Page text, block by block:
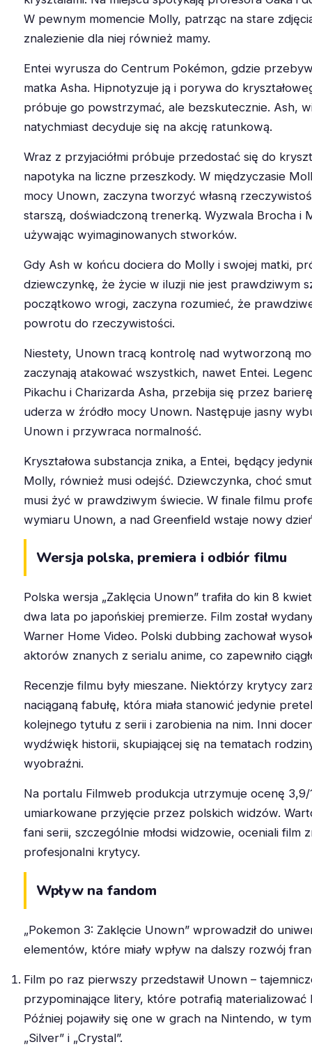
W pewnym momencie Molly, patrząc na stare
znalezienie dla niej również mamy.
Entei wyrusza do Centrum Pokémon, gdzie
matka Asha. Hipnotyzuje ją i porywa do
próbuje go powstrzymać, ale bezskutecznie. Ash,
natychmiast decyduje się na akcję ratunkową.
Wraz z przyjaciółmi próbuje przedostać się do
napotyka na liczne przeszkody. W międzyczasie
mocy Unown, zaczyna tworzyć własną
starszą, doświadczoną trenerką. Wyzwala Brocha i
używając wyimaginowanych stworków.
Gdy Ash w końcu dociera do Molly i swojej matki,
dziewczynkę, że życie w iluzji nie jest prawdziwym
początkowo wrogi, zaczyna rozumieć, że
powrotu do rzeczywistości.
Niestety, Unown tracą kontrolę nad wytworzoną
zaczynają atakować wszystkich, nawet Entei.
Pikachu i Charizarda Asha, przebija się przez
uderza w źródło mocy Unown. Następuje jasny
Unown i przywraca normalność.
Kryształowa substancja znika, a Entei, będący
Molly, również musi odejść. Dziewczynka, choć
musi żyć w prawdziwym świecie. W finale filmu
wymiaru Unown, a nad Greenfield wstaje nowy
Wersja polska, premiera i odbiór filmu
Polska wersja „Zaklęcia Unown” trafiła do kin 8
dwa lata po japońskiej premierze. Film został
Warner Home Video. Polski dubbing zachował
aktorów znanych z serialu anime, co zapewniło
Recenzje filmu były mieszane. Niektórzy krytycy
naciąganą fabułę, która miała stanowić jedynie
kolejnego tytułu z serii i zarobienia na nim. Inni
wydźwięk historii, skupiającej się na tematach
wyobraźni.
Na portalu Filmweb produkcja utrzymuje ocenę 3,9/
umiarkowane przyjęcie przez polskich widzów.
fani serii, szczególnie młodsi widzowie, oceniali film
profesjonalni krytycy.
Wpływ na fandom
„Pokemon 3: Zaklęcie Unown” wprowadził do
elementów, które miały wpływ na dalszy rozwój
Film po raz pierwszy przedstawił Unown –
przypominające litery, które potrafią materializować
Później pojawiły się one w grach na Nintendo, w
„Silver” i „Crystal”.